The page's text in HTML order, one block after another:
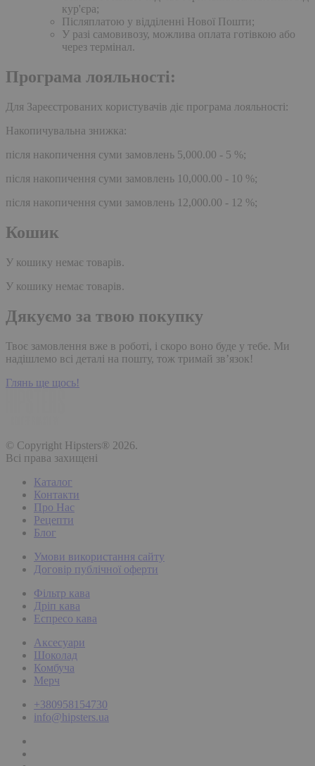
кур'єра;
Післяплатою у відділенні Нової Пошти;
У разі самовивозу, можлива оплата готівкою або
через термінал.
Програма лояльності:
Для Зареєстрованих користувачів діє програма лояльності:
Накопичувальна знижка:
після накопичення суми замовлень 5,000.00 - 5 %;
після накопичення суми замовлень 10,000.00 - 10 %;
після накопичення суми замовлень 12,000.00 - 12 %;
Кошик
У кошику немає товарів.
У кошику немає товарів.
Дякуємо за твою покупку
Твоє замовлення вже в роботі, і скоро воно буде у тебе. Ми
надішлемо всі деталі на пошту, тож тримай зв’язок!
Глянь ще щось!
© Copyright Hipsters® 2026.
Всі права захищені
Каталог
Контакти
Про Нас
Рецепти
Блог
Умови використання сайту
Договір публічної оферти
Фільтр кава
Дріп кава
Еспресо кава
Аксесуари
Шоколад
Комбуча
Мерч
+380958154730
info@hipsters.ua